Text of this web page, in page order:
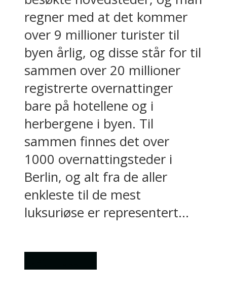
regner med at det kommer
over 9 millioner turister til
byen årlig, og disse står for til
sammen over 20 millioner
registrerte overnattinger
bare på hotellene og i
herbergene i byen. Til
sammen finnes det over
1000 overnattingsteder i
Berlin, og alt fra de aller
enkleste til de mest
luksuriøse er representert...